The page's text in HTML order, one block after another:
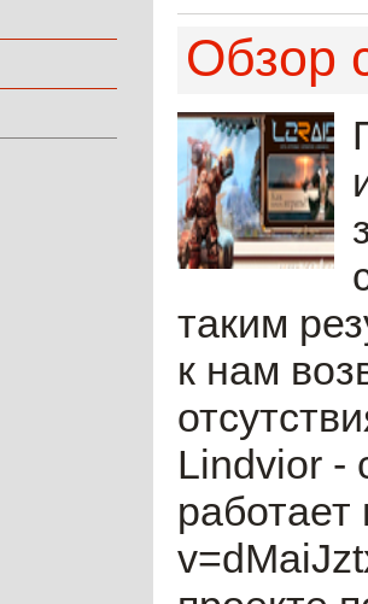
Обзор
таким
к нам
Lindvior -